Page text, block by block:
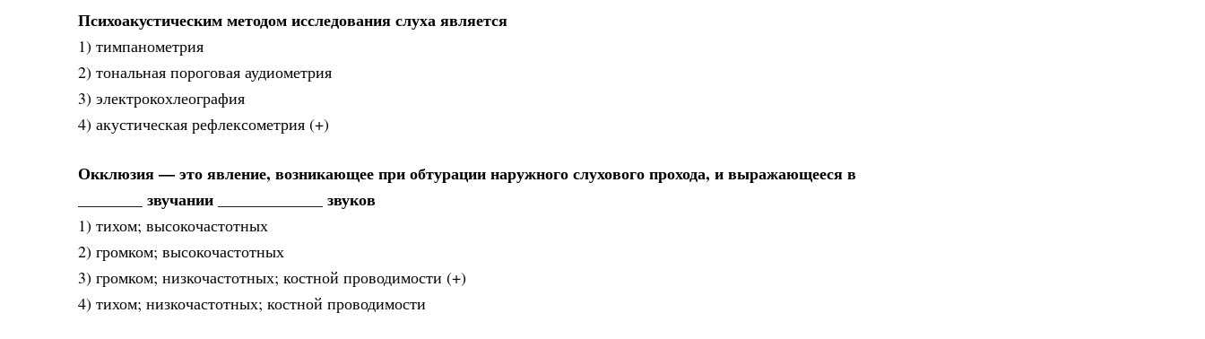
Психоакустическим методом исследования слуха является
1) тимпанометрия
2) тональная пороговая аудиометрия
3) электрокохлеография
4) акустическая рефлексометрия (+)
Окклюзия — это явление, возникающее при обтурации наружного слухового прохода, и выражающееся в
________ звучании _____________ звуков
1) тихом; высокочастотных
2) громком; высокочастотных
3) громком; низкочастотных; костной проводимости (+)
4) тихом; низкочастотных; костной проводимости